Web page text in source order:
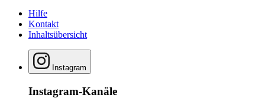
Hilfe
Kontakt
Inhaltsübersicht
Instagram
Instagram-Kanäle